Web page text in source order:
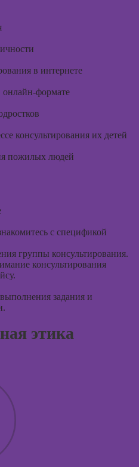
в интернете
онлайн-формате
консультирования их детей
пожилых людей
с спецификой
группы консультирования.
консультирования
задания и
этика